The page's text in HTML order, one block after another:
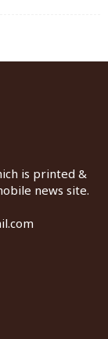
is printed &
news site.